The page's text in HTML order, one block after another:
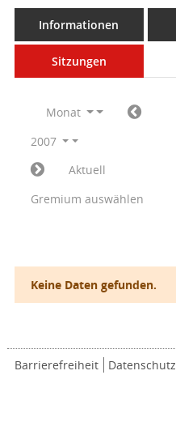
Informationen
Sitzungen
Monat
2007
Aktuell
Gremium auswählen
Keine Daten gefunden.
Barrierefreiheit Datenschutz